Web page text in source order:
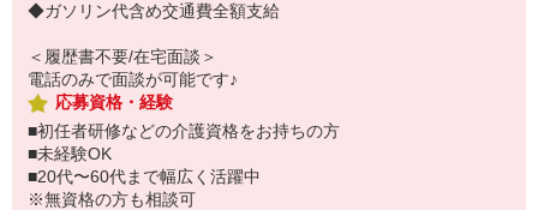
◆ガソリン代含め交通費全額支給
＜履歴書不要/在宅面談＞
電話のみで面談が可能です♪
応募資格・経験
■初任者研修などの介護資格をお持ちの方
■未経験OK
■20代〜60代まで幅広く活躍中
※無資格の方も相談可